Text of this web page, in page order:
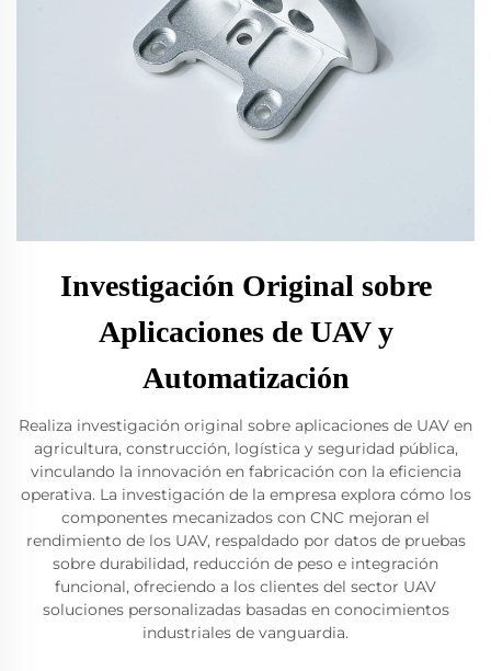
Investigación Original sobre
Aplicaciones de UAV y
Automatización
Realiza investigación original sobre aplicaciones de UAV en
agricultura, construcción, logística y seguridad pública,
vinculando la innovación en fabricación con la eficiencia
operativa. La investigación de la empresa explora cómo los
componentes mecanizados con CNC mejoran el
rendimiento de los UAV, respaldado por datos de pruebas
sobre durabilidad, reducción de peso e integración
funcional, ofreciendo a los clientes del sector UAV
soluciones personalizadas basadas en conocimientos
industriales de vanguardia.